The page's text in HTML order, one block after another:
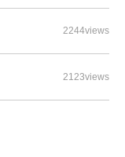
2244views
2123views